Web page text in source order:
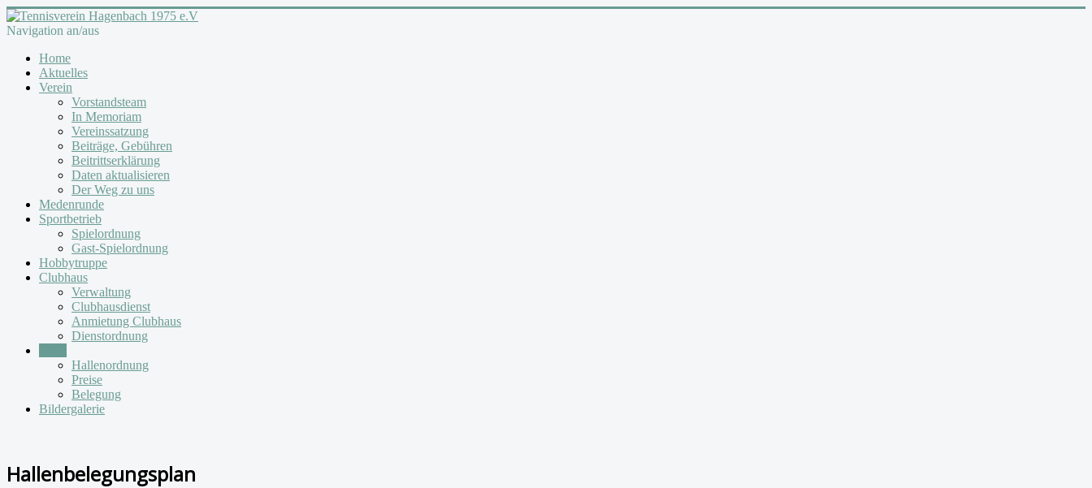
Navigation an/aus
Home
Aktuelles
Verein
Vorstandsteam
In Memoriam
Vereinssatzung
Beiträge, Gebühren
Beitrittserklärung
Daten aktualisieren
Der Weg zu uns
Medenrunde
Sportbetrieb
Spielordnung
Gast-Spielordnung
Hobbytruppe
Clubhaus
Verwaltung
Clubhausdienst
Anmietung Clubhaus
Dienstordnung
Hallenordnung
Preise
Belegung
Bildergalerie
Hallenbelegungsplan